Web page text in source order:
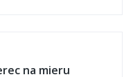
na mieru